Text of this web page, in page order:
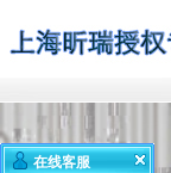
在线客服